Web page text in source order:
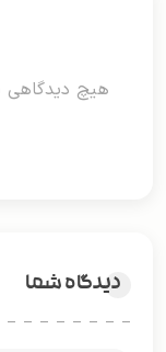
هیچ
دیدگاه شما